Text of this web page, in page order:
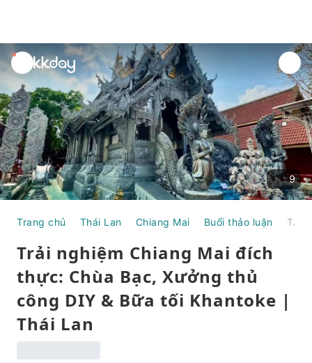
unread
notifications
9
Trang chủ Thái Lan Chiang Mai Buổi thảo luận Trải nghiệm Chiang Mai đích thực: Chùa Bạc, Xưởng thủ công DIY & Bữa tối Khantoke | Thái Lan
Trải nghiệm Chiang Mai đích
thực: Chùa Bạc, Xưởng thủ
công DIY & Bữa tối Khantoke |
Thái Lan